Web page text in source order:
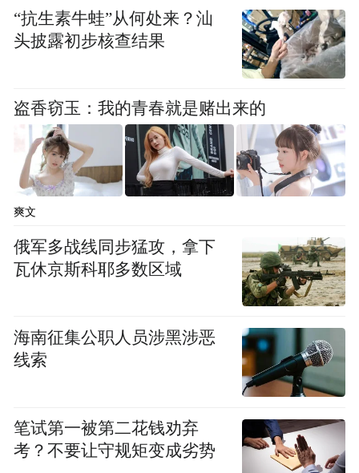
完全形成了藏族这个民族成份。对此，才旦
夏茸活佛在《自传》中这样写道：“我的祖先
是汉族，到父辈为汉、藏相合，本人则从语
藏族”。这是大师对自己族属的充分肯定。而
且，他始终以藏族所独具的民族心理素质在
安多丹斗地区从事完善和弘扬佛教文化的崇
高事业，并一向得到藏、汉、土族人民的尊
才旦夏茸三岁时，原才旦夏茸活佛所属“噶哇
马，辗转来到循化今积石镇，准备为其查验
认定。但因他出生於汉族血统家庭而另寻五
名孩子造书上呈当时在化隆夏琼寺修法的夏
玛尔班智达认选。后夏玛尔班智达退回报
文，并言明内无人选。回去再寻。在无可奈
“抗生素牛蛙”从何处来？汕
头披露初步核查结果
盗香窃玉：我的青春就是赌出来的
爽文
俄军多战线同步猛攻，拿下
瓦休京斯科耶多数区域
海南征集公职人员涉黑涉恶
线索
笔试第一被第二花钱劝弃
考？不要让守规矩变成劣势